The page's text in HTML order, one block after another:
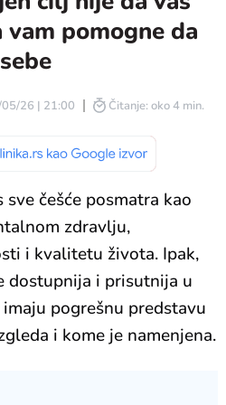
pomogne da
26 | 21:00 Čitanje: oko 4 min.
sve češće posmatra kao
zdravlju,
i kvalitetu života. Ipak,
dostupnija i prisutnija u
pogrešnu predstavu
i kome je namenjena.